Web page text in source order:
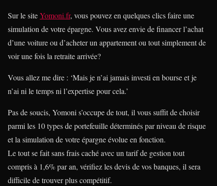
Sur le siteYomoni.fr, vous pouvez en quelques clics faire une
simulation de votre épargne. Vous avez envie de financer l’achat
d’une voiture ou d’acheter un appartement ou tout simplement de
voir une fois la retraite arrivée?
Vous allez me dire : ‘Mais je n’ai jamais investi en bourse et je
n’ai ni le temps ni l’expertise pour cela.’
Pas de soucis, Yomoni s’occupe de tout, il vous suffit de choisir
parmi les 10 types de portefeuille déterminés par niveau de risque
et la simulation de votre épargne évolue en fonction.
Le tout se fait sans frais caché avec un tarif de gestion tout
compris à 1,6% par an, vérifiez les devis de vos banques, il sera
difficile de trouver plus compétitif.